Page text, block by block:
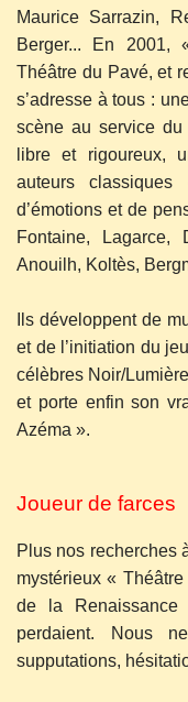
Maurice Sarrazin,
Berger... En 2001,
Théâtre du Pavé, et
s’adresse à tous :
scène au service du
libre et rigoureux,
auteurs classiques
d’émotions et de
Fontaine,
Anouilh, Koltès,
Ils développent de
et de l’initiation du
célèbres Noir/
et porte enfin son
Azéma ».
Joueur de farces
Plus nos recherches
mystérieux «
de la Renaissance
perdaient. Nous
supputations,